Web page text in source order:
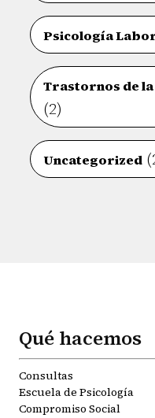
Psicología
Trastornos de
(2)
Uncategorized
Qué hacemos
Consultas
Escuela de Psicología
Compromiso Social